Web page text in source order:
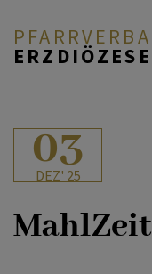
ICH
03
DEZ' 25